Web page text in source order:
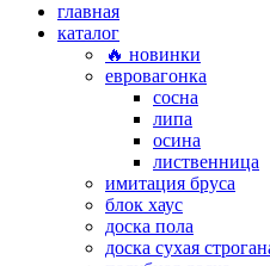
главная
каталог
🔥 новинки
евровагонка
сосна
липа
осина
лиственница
имитация бруса
блок хаус
доска пола
доска сухая